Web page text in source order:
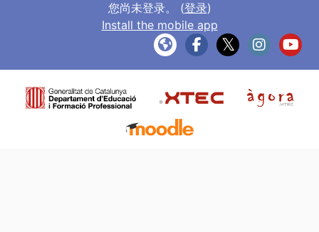
您尚未登录。 (登录)
Install the mobile app